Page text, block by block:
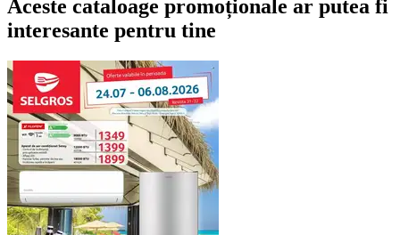
Aceste cataloage promoționale ar putea fi
interesante pentru tine